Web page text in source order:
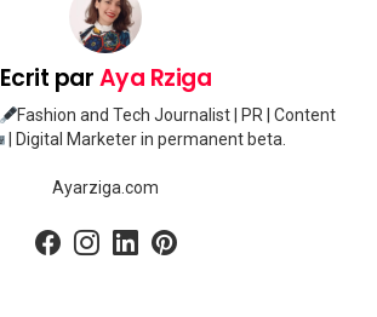
Ecrit parAya Rziga
Fashion and Tech Journalist | PR | Content
| Digital Marketer in permanent beta.
Ayarziga.com
facebookinstagram
linkedin